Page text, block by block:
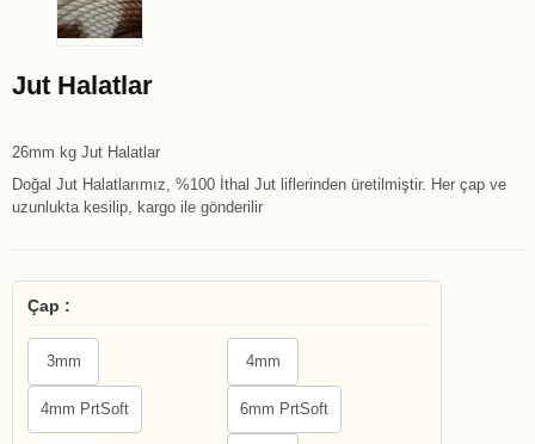
Jut Halatlar
26mm kg Jut Halatlar
Doğal Jut Halatlarımız, %100 İthal Jut liflerinden üretilmiştir. Her çap ve
uzunlukta kesilip, kargo ile gönderilir
Çap :
3mm 4mm
4mm PrtSoft 6mm PrtSoft